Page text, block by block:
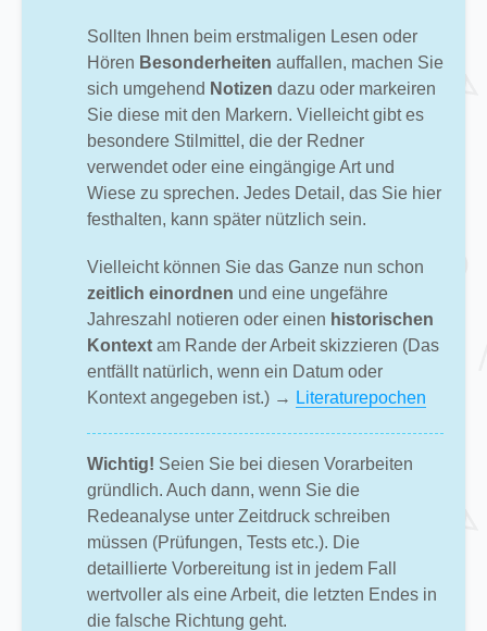
Sollten Ihnen beim erstmaligen Lesen oder
Hören Besonderheiten auffallen, machen Sie
sich umgehend Notizen dazu oder markeiren
Sie diese mit den Markern. Vielleicht gibt es
besondere Stilmittel, die der Redner
verwendet oder eine eingängige Art und
Wiese zu sprechen. Jedes Detail, das Sie hier
festhalten, kann später nützlich sein.
Vielleicht können Sie das Ganze nun schon
zeitlich einordnen und eine ungefähre
Jahreszahl notieren oder einen historischen
Kontext am Rande der Arbeit skizzieren (Das
entfällt natürlich, wenn ein Datum oder
Kontext angegeben ist.) → Literaturepochen
Wichtig! Seien Sie bei diesen Vorarbeiten
gründlich. Auch dann, wenn Sie die
Redeanalyse unter Zeitdruck schreiben
müssen (Prüfungen, Tests etc.). Die
detaillierte Vorbereitung ist in jedem Fall
wertvoller als eine Arbeit, die letzten Endes in
die falsche Richtung geht.